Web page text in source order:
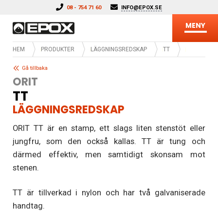
08 - 754 71 60 INFO@EPOX.SE
MENY
HEM PRODUKTER LÄGGNINGSREDSKAP TT
Gå tillbaka
ORIT
TT
LÄGGNINGSREDSKAP
ORIT TT är en stamp, ett slags liten stenstöt eller
jungfru, som den också kallas. TT är tung och
därmed effektiv, men samtidigt skonsam mot
stenen.
TT är tillverkad i nylon och har två galvaniserade
handtag.